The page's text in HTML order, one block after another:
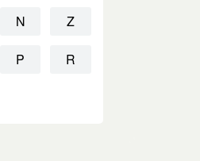
N Z
P R